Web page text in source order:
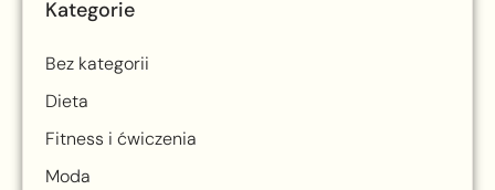
Kategorie
Bez kategorii
Dieta
Fitness i ćwiczenia
Moda